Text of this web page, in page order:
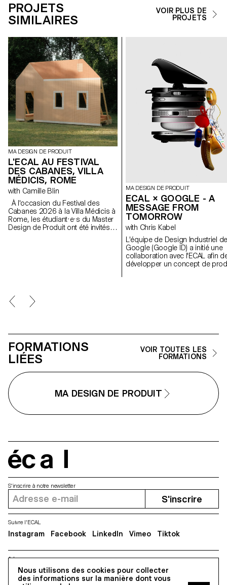
PROJETS
SIMILAIRES
VOIR PLUS DE
PROJETS
MA DESIGN DE PRODUIT
L'ECAL AU FESTIVAL
DES CABANES, VILLA
MÉDICIS, ROME
with Camille Blin
À l'occasion du Festival des
Cabanes 2026 à la Villa Médicis à
Rome, les étudiant·e·s du Master
Design de Produit ont été invités à
fonctions et de l'interaction avec
les visiteurs. Les étudiant·e·s ont
briques et autres matériaux) pour
construire leurs installations. Le
projet a été sélectionné et
accompagné par le designer
français Ronan Bouroullec, l'ECAL,
la Villa Médicis et Mutina.
MA DESIGN DE PRODUIT
ECAL × GOOGLE - A
MESSAGE FROM
TOMORROW
with Chris Kabel
L'équipe de Design Industriel
Google (Google ID) a initié une
collaboration avec l'ECAL afin
développer un concept de
conceptuels s’intéressent à la
dimension humaine de la
technologie
mobile: comment elle influence
vers des formes plus intuitives
dialogue fertile entre
et industrie, cette collaboration
reflète l'approche expérimentale
émergentes.
FORMATIONS
LIÉES
VOIR TOUTES LES
FORMATIONS
MA DESIGN DE PRODUIT
Nous utilisons des cookies pour collecter
des informations sur la manière dont vous
Adresse
5, avenue du Temple, CH-1020 Renens
S'inscrire à notre newsletter
S'inscrire
Suivre l'ECAL
Instagram Facebook LinkedIn Vimeo Tiktok